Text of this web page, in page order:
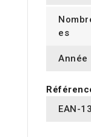
es
Année
EAN-13